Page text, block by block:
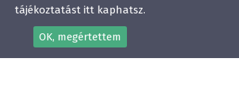
tájékoztatást itt kaphatsz.
OK, megértettem